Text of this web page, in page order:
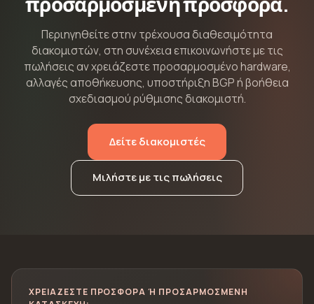
Περιηγηθείτε στην τρέχουσα διαθεσιμότητα
διακομιστών, στη συνέχεια επικοινωνήστε με τις
πωλήσεις αν χρειάζεστε προσαρμοσμένο hardware,
αλλαγές αποθήκευσης, υποστήριξη BGP ή βοήθεια
σχεδιασμού ρύθμισης διακομιστή.
Δείτε διακομιστές
Μιλήστε με τις πωλήσεις
ΧΡΕΙΆΖΕΣΤΕ ΠΡΟΣΦΟΡΆ Ή ΠΡΟΣΑΡΜΟΣΜΈΝΗ Κ